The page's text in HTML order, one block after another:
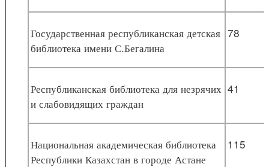
Государственная республиканская детская
библиотека имени С.Бегалина
78
Республиканская библиотека для незрячих
и слабовидящих граждан
41
Национальная академическая библиотека
Республики Казахстан в городе Астане
115